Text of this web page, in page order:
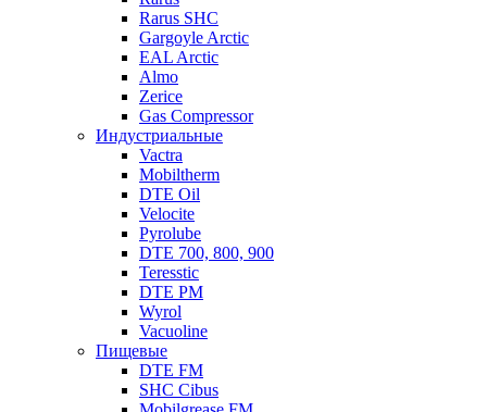
Rarus SHC
Gargoyle Arctic
EAL Arctic
Almo
Zerice
Gas Compressor
Индустриальные
Vactra
Mobiltherm
DTE Oil
Velocite
Pyrolube
DTE 700, 800, 900
Teresstic
DTE PM
Wyrol
Vacuoline
Пищевые
DTE FM
SHC Cibus